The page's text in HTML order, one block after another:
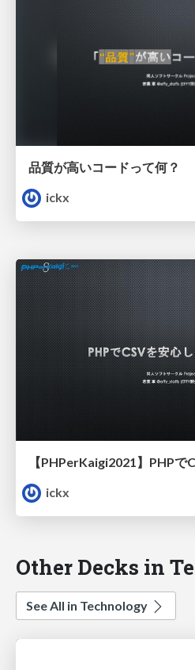
品質が高いコードって何？
ickx
ickx
Other Decks in
See All in Technology